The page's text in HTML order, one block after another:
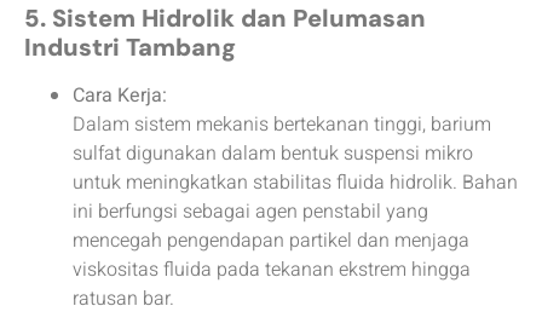
5. Sistem Hidrolik dan Pelumasan
Industri Tambang
Cara Kerja:
Dalam sistem mekanis bertekanan tinggi, barium
sulfat digunakan dalam bentuk suspensi mikro
untuk meningkatkan stabilitas fluida hidrolik. Bahan
ini berfungsi sebagai agen penstabil yang
mencegah pengendapan partikel dan menjaga
viskositas fluida pada tekanan ekstrem hingga
ratusan bar.